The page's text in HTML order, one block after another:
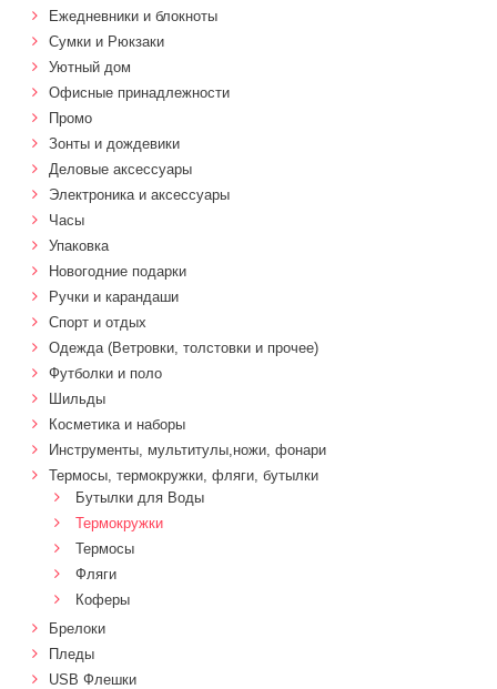
Ежедневники и блокноты
Сумки и Рюкзаки
Уютный дом
Офисные принадлежности
Промо
Зонты и дождевики
Деловые аксессуары
Электроника и аксессуары
Часы
Упаковка
Новогодние подарки
Ручки и карандаши
Спорт и отдых
Одежда (Ветровки, толстовки и прочее)
Футболки и поло
Шильды
Косметика и наборы
Инструменты, мультитулы,ножи, фонари
Термосы, термокружки, фляги, бутылки
Бутылки для Воды
Термокружки
Термосы
Фляги
Коферы
Брелоки
Пледы
USB Флешки